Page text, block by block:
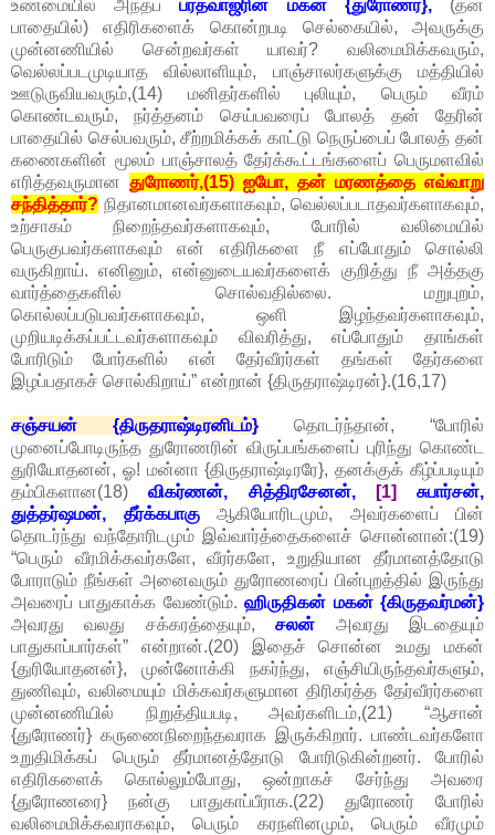
உண்மையில் அந்தப்பரத்வாஜரின் மகன் {துரோணர்},(தன்
பாதையில்) எதிரிகளைக் கொன்றபடி செல்கையில், அவருக்கு
முன்னணியில் சென்றவர்கள் யாவர்? வலிமைமிக்கவரும்,
வெல்லப்படமுடியாத வில்லாளியும், பாஞ்சாலர்களுக்கு மத்தியில்
ஊடுருவியவரும்,(14) மனிதர்களில் புலியும், பெரும் வீரம்
கொண்டவரும், நர்த்தனம் செய்பவரைப் போலத் தன் தேரின்
பாதையில் செல்பவரும், சீற்றமிக்கக் காட்டு நெருப்பைப் போலத் தன்
கணைகளின் மூலம் பாஞ்சாலத் தேர்க்கூட்டங்களைப் பெருமளவில்
எரித்தவருமான துரோணர்,(15) ஐயோ, தன் மரணத்தை எவ்வாறு
சந்தித்தார்? நிதானமானவர்களாகவும், வெல்லப்படாதவர்களாகவும்,
உற்சாகம் நிறைந்தவர்களாகவும், போரில் வலிமையில்
பெருகுபவர்களாகவும் என் எதிரிகளை நீ எப்போதும் சொல்லி
வருகிறாய். எனினும், என்னுடையவர்களைக் குறித்து நீ அத்தகு
வார்த்தைகளில் சொல்வதில்லை. மறுபுறம்,
கொல்லப்படுபவர்களாகவும், ஒளி இழந்தவர்களாகவும்,
முறியடிக்கப்பட்டவர்களாகவும் விவரித்து, எப்போதும் தாங்கள்
போரிடும் போர்களில் என் தேர்வீரர்கள் தங்கள் தேர்களை
இழப்பதாகச் சொல்கிறாய்” என்றான் {திருதராஷ்டிரன்}.(16,17)
சஞ்சயன் {திருதராஷ்டிரனிடம்} தொடர்ந்தான், “போரில்
முனைப்போடிருந்த துரோணரின் விருப்பங்களைப் புரிந்து கொண்ட
துரியோதனன், ஓ! மன்னா {திருதராஷ்டிரரே}, தனக்குக் கீழ்ப்படியும்
தம்பிகளான(18)விகர்ணன், சித்திரசேனன், [1]
சுபார்சன்,
துத்தர்ஷமன், தீர்க்கபாகுஆகியோரிடமும், அவர்களைப் பின்
தொடர்ந்து வந்தோரிடமும் இவ்வார்த்தைகளைச் சொன்னான்:(19)
“பெரும் வீரமிக்கவர்களே, வீரர்களே, உறுதியான தீர்மானத்தோடு
போராடும் நீங்கள் அனைவரும் துரோணரைப் பின்புறத்தில் இருந்து
அவரைப் பாதுகாக்க வேண்டும்.ஹிருதிகன் மகன் {கிருதவர்மன்}
அவரது வலது சக்கரத்தையும்,சலன் அவரது இடதையும்
பாதுகாப்பார்கள்” என்றான்.(20) இதைச் சொன்ன உமது மகன்
{துரியோதனன்}, முன்னோக்கி நகர்ந்து, எஞ்சியிருந்தவர்களும்,
துணிவும், வலிமையும் மிக்கவர்களுமான திரிகர்த்த தேர்வீரர்களை
முன்னணியில் நிறுத்தியபடி, அவர்களிடம்,(21) “ஆசான்
{துரோணர்} கருணைநிறைந்தவராக இருக்கிறார். பாண்டவர்களோ
உறுதிமிக்கப் பெரும் தீர்மானத்தோடு போரிடுகின்றனர். போரில்
எதிரிகளைக் கொல்லும்போது, ஒன்றாகச் சேர்ந்து அவரை
{துரோணரை} நன்கு பாதுகாப்பீராக.(22) துரோணர் போரில்
வலிமைமிக்கவராகவும், பெரும் கரநளினமும், பெரும் வீரமும்